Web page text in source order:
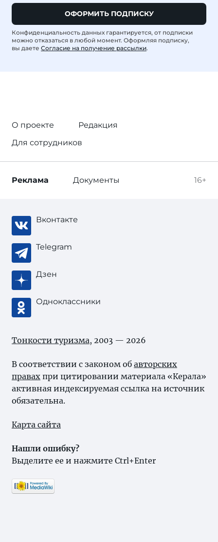
ОФОРМИТЬ ПОДПИСКУ
Конфиденциальность данных гарантируется, от подписки
можно отказаться в любой момент. Оформляя подписку,
вы даете Согласие на получение рассылки.
О проекте
Редакция
Для сотрудников
16+
Реклама Документы
Вконтакте
Telegram
Дзен
Одноклассники
Тонкости туризма, 2003 — 2026
В соответствии с законом об авторских
правах при цитировании материала «Керала»
активная индексируемая ссылка на источник
обязательна.
Карта сайта
Нашли ошибку?
Выделите ее и нажмите Ctrl+Enter